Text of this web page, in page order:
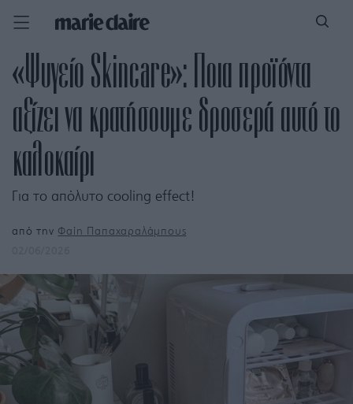
«Ψυγείο Skincare»: Ποια προϊόντα
αξίζει να κρατήσουμε δροσερά αυτό το
καλοκαίρι
Για το απόλυτο cooling effect!
από την Φαίη Παπαχαραλάμπους